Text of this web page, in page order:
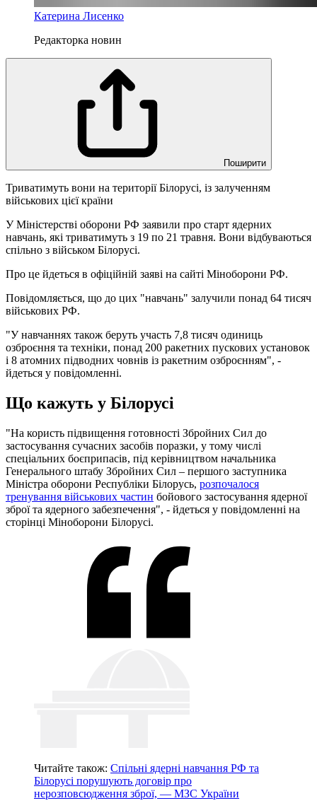
Катерина Лисенко
Редакторка новин
Поширити
Триватимуть вони на території Білорусі, із залученням
військових цієї країни
У Міністерстві оборони РФ заявили про старт ядерних
навчань, які триватимуть з 19 по 21 травня. Вони відбуваються
спільно з військом Білорусі.
Про це йдеться в офіційній заяві на сайті Міноборони РФ.
Повідомляється, що до цих "навчань" залучили понад 64 тисяч
військових РФ.
"У навчаннях також беруть участь 7,8 тисяч одиниць
озброєння та техніки, понад 200 ракетних пускових установок
і 8 атомних підводних човнів із ракетним озброєнням", -
йдеться у повідомленні.
Що кажуть у Білорусі
"На користь підвищення готовності Збройних Сил до
застосування сучасних засобів поразки, у тому числі
спеціальних боєприпасів, під керівництвом начальника
Генерального штабу Збройних Сил – першого заступника
Міністра оборони Республіки Білорусь, розпочалося
тренування військових частин бойового застосування ядерної
зброї та ядерного забезпечення", - йдеться у повідомленні на
сторінці Міноборони Білорусі.
Читайте також: Спільні ядерні навчання РФ та
Білорусі порушують договір про
нерозповсюдження зброї, — МЗС України